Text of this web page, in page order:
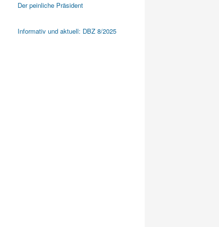
Der peinliche Präsident
Informativ und aktuell: DBZ 8/2025